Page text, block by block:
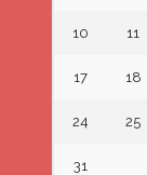
10 11
17 18
24 25
31